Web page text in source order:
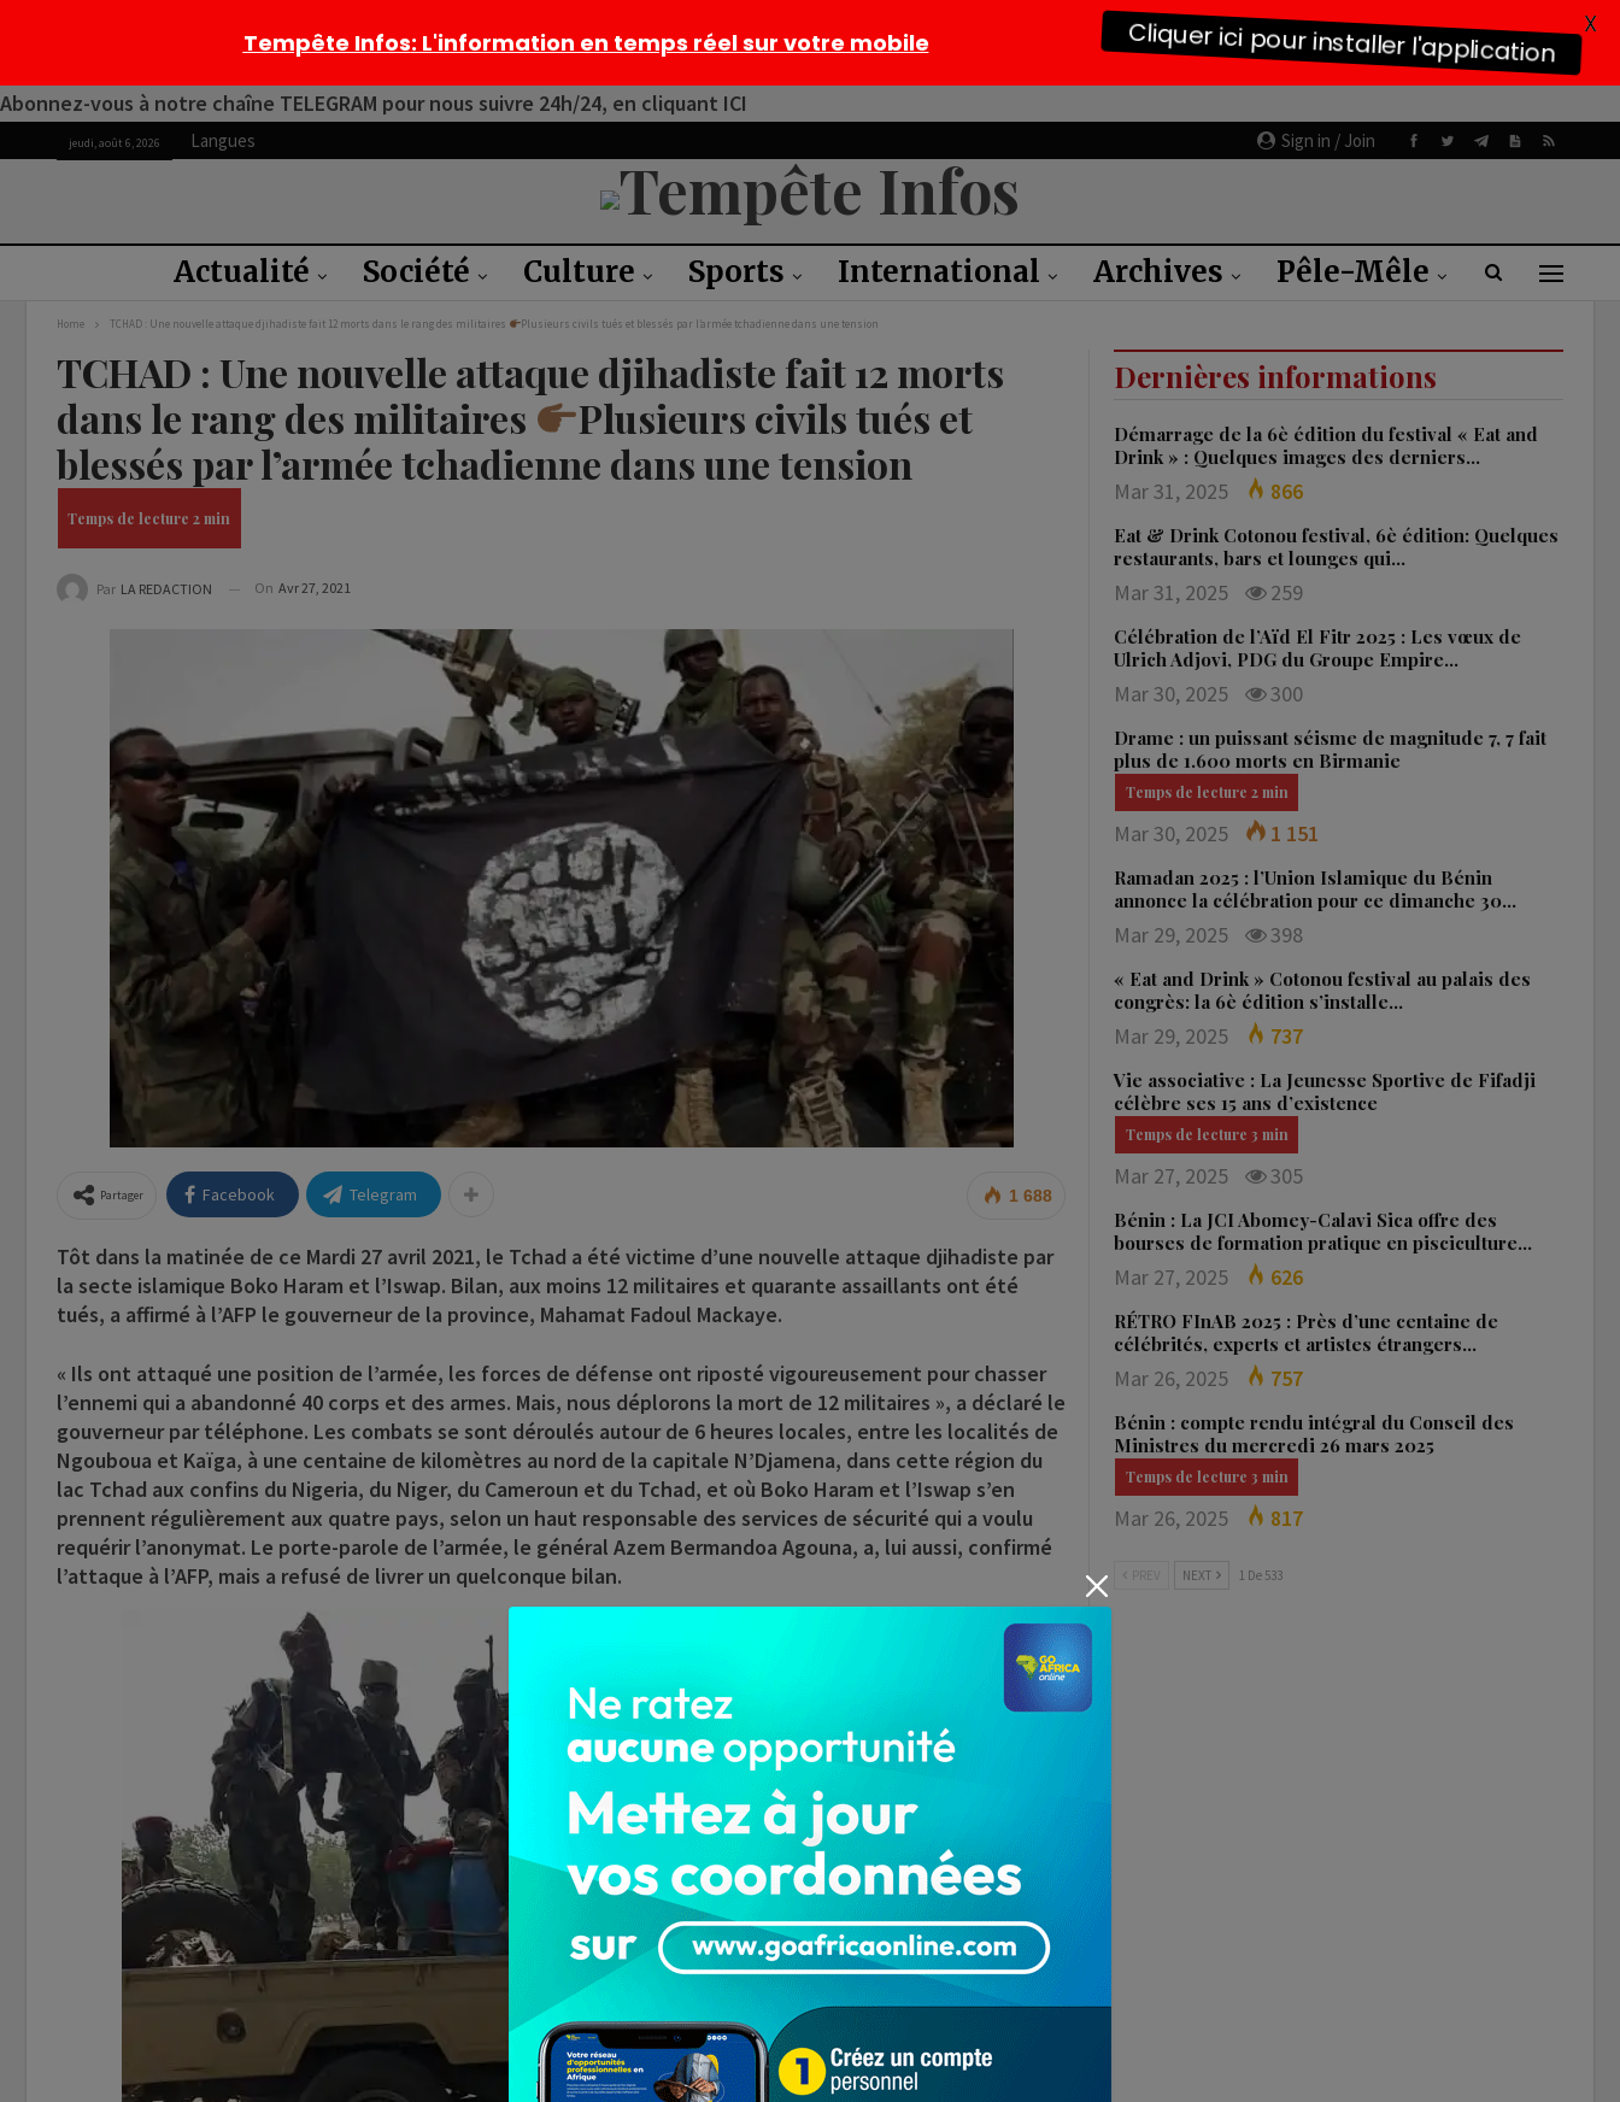
Abonnez-vous à notre chaîne TELEGRAM pour nous suivre 24h/24, en cliquant ICI
Sign in / Join
jeudi, août 6, 2026 Langues
Actualité Société Culture Sports International Archives Pêle-Mêle
Home TCHAD : Une nouvelle attaque djihadiste fait 12 morts dans le rang des militaires Plusieurs civils tués et blessés par l’armée tchadienne dans une tension
TCHAD : Une nouvelle attaque djihadiste fait 12 morts
dans le rang des militaires
Plusieurs civils tués et
blessés par l’armée tchadienne dans une tension
Par LA REDACTION On Avr 27, 2021
1 688
Partager Facebook Telegram
Tôt dans la matinée de ce Mardi 27 avril 2021, le Tchad a été victime d’une nouvelle attaque djihadiste par
la secte islamique Boko Haram et l’Iswap. Bilan, aux moins 12 militaires et quarante assaillants ont été
tués, a affirmé à l’AFP le gouverneur de la province, Mahamat Fadoul Mackaye.
« Ils ont attaqué une position de l’armée, les forces de défense ont riposté vigoureusement pour chasser
l’ennemi qui a abandonné 40 corps et des armes. Mais, nous déplorons la mort de 12 militaires​ », a déclaré le
gouverneur par téléphone. Les combats se sont déroulés autour de 6 heures locales, entre les localités de
Ngouboua et Kaïga, à une centaine de kilomètres au nord de la capitale N’Djamena, dans cette région du
lac Tchad aux confins du Nigeria, du Niger, du Cameroun et du Tchad, et où Boko Haram et l’Iswap s’en
prennent régulièrement aux quatre pays, selon un haut responsable des services de sécurité qui a voulu
requérir l’anonymat. Le porte-parole de l’armée, le général Azem Bermandoa Agouna, a, lui aussi, confirmé
l’attaque à l’AFP, mais a refusé de livrer un quelconque bilan.
Dernières informations
Démarrage de la 6è édition du festival « Eat and
Drink » : Quelques images des derniers…
Mar 31, 2025 866
Eat & Drink Cotonou festival, 6è édition: Quelques
restaurants, bars et lounges qui…
Mar 31, 2025 259
Célébration de l’Aïd El Fitr 2025 : Les vœux de
Ulrich Adjovi, PDG du Groupe Empire…
Mar 30, 2025 300
Drame : un puissant séisme de magnitude 7, 7 fait
plus de 1.600 morts en Birmanie
Mar 30, 2025 1 151
Ramadan 2025 : l’Union Islamique du Bénin
annonce la célébration pour ce dimanche 30…
Mar 29, 2025 398
« Eat and Drink » Cotonou festival au palais des
congrès: la 6è édition s’installe…
Mar 29, 2025 737
Vie associative : La Jeunesse Sportive de Fifadji
célèbre ses 15 ans d’existence
Mar 27, 2025 305
Bénin : La JCI Abomey-Calavi Sica offre des
bourses de formation pratique en pisciculture…
Mar 27, 2025 626
RÉTRO FInAB 2025 : Près d’une centaine de
célébrités, experts et artistes étrangers…
Mar 26, 2025 757
Bénin : compte rendu intégral du Conseil des
Ministres du mercredi 26 mars 2025
Mar 26, 2025 817
NEXT 1 De 533
Tempête Infos: L'information en temps réel sur votre mobile Cliquer ici pour installer l'application
X